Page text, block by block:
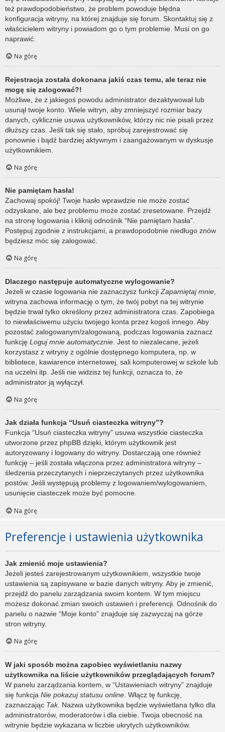
też prawdopodobieństwo, że problem powoduje błędna
konfiguracja witryny, na której znajduje się forum. Skontaktuj się z
właścicielem witryny i powiadom go o tym problemie. Musi on go
naprawić.
Na górę
Rejestracja została dokonana jakiś czas temu, ale teraz nie
mogę się zalogować?!
Możliwe, że z jakiegoś powodu administrator dezaktywował lub
usunął twoje konto. Wiele witryn, aby zmniejszyć rozmiar bazy
danych, cyklicznie usuwa użytkowników, którzy nic nie pisali przez
dłuższy czas. Jeśli tak się stało, spróbuj zarejestrować się
ponownie i bądź bardziej aktywnym i zaangażowanym w dyskusje
użytkownikiem.
Na górę
Nie pamiętam hasła!
Zachowaj spokój! Twoje hasło wprawdzie nie może zostać
odzyskane, ale bez problemu może zostać zresetowane. Przejdź
na stronę logowania i kliknij odnośnik “Nie pamiętam hasła”.
Postępuj zgodnie z instrukcjami, a prawdopodobnie niedługo znów
będziesz móc się zalogować.
Na górę
Dlaczego następuje automatyczne wylogowanie?
Jeżeli w czasie logowania nie zaznaczysz funkcji Zapamiętaj mnie
witryna zachowa informację o tym, że twój pobyt na tej witrynie
będzie trwał tylko określony przez administratora czas. Zapobiega
to niewłaściwemu użyciu twojego konta przez kogoś innego. Aby
pozostać zalogowanym/zalogowaną, podczas logowania zaznacz
funkcję Loguj mnie automatycznie . Jest to niezalecane, jeżeli
korzystasz z witryny z ogólnie dostępnego komputera, np. w
bibliotece, kawiarence internetowej, sali komputerowej w szkole lub
na uczelni itp. Jeśli nie widzisz tej funkcji, oznacza to, że
administrator ją wyłączył.
Na górę
Jak działa funkcja “Usuń ciasteczka witryny”?
Funkcja “Usuń ciasteczka witryny” usuwa wszystkie ciasteczka
utworzone przez phpBB dzięki, którym użytkownik jest
autoryzowany i logowany do witryny. Dostarczają one również
funkcję – jeśli została włączona przez administratora witryny –
śledzenia przeczytanych i nieprzeczytanych przez użytkownika
postów. Jeśli występują problemy z logowaniem/wylogowaniem,
usunięcie ciasteczek może być pomocne.
Na górę
Preferencje i ustawienia użytkownika
Jak zmienić moje ustawienia?
Jeżeli jesteś zarejestrowanym użytkownikiem, wszystkie twoje
ustawienia są zapisywane w bazie danych witryny. Aby je zmienić,
przejdź do panelu zarządzania swoim kontem. W tym miejscu
możesz dokonać zmian swoich ustawień i preferencji. Odnośnik do
panelu o nazwie “Moje konto” znajduje się zazwyczaj na górze
stron witryny.
Na górę
W jaki sposób można zapobiec wyświetlaniu nazwy
użytkownika na liście użytkowników przeglądających forum?
W panelu zarządzania kontem, w “Ustawieniach witryny” znajduje
się funkcja Nie pokazuj statusu online . Włącz tę funkcję,
zaznaczając Tak. Nazwa użytkownika będzie wyświetlana tylko dla
administratorów, moderatorów i dla ciebie. Twoja obecność na
witrynie będzie wykazana w liczbie ukrytych użytkowników.